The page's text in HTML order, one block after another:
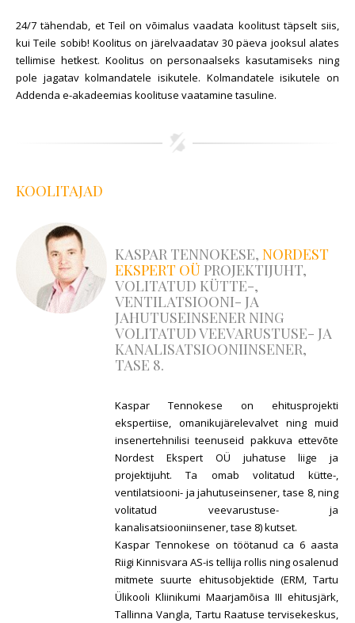
24/7 tähendab, et Teil on võimalus vaadata koolitust täpselt siis,
kui Teile sobib! Koolitus on järelvaadatav 30 päeva jooksul alates
tellimise hetkest. Koolitus on personaalseks kasutamiseks ning
pole jagatav kolmandatele isikutele. Kolmandatele isikutele on
Addenda e-akadeemias koolituse vaatamine tasuline.
KOOLITAJAD
KASPAR TENNOKESE,NORDEST
EKSPERT OÜ PROJEKTIJUHT,
VOLITATUD KÜTTE-,
VENTILATSIOONI- JA
JAHUTUSEINSENER NING
VOLITATUD VEEVARUSTUSE- JA
KANALISATSIOONIINSENER,
TASE 8.
Kaspar Tennokese on ehitusprojekti
ekspertiise, omanikujärelevalvet ning muid
insenertehnilisi teenuseid pakkuva ettevõte
Nordest Ekspert OÜ juhatuse liige ja
projektijuht. Ta omab volitatud kütte-,
ventilatsiooni- ja jahutuseinsener, tase 8, ning
volitatud veevarustuse- ja
kanalisatsiooniinsener, tase 8) kutset.
Kaspar Tennokese on töötanud ca 6 aasta
Riigi Kinnisvara AS-is tellija rollis ning osalenud
mitmete suurte ehitusobjektide (ERM, Tartu
Ülikooli Kliinikumi Maarjamõisa III ehitusjärk,
Tallinna Vangla, Tartu Raatuse tervisekeskus,